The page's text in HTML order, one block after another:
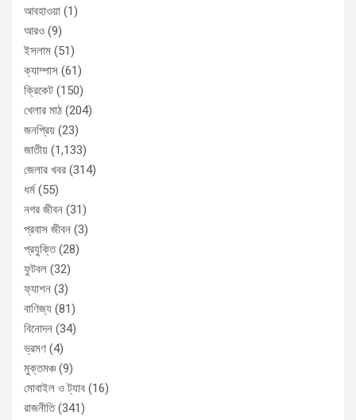
আবহাওয়া (1)
আরও (9)
ইসলাম (51)
ক্যাম্পাস (61)
ক্রিকেট (150)
খেলার মাঠ (204)
জনপ্রিয় (23)
জাতীয় (1,133)
জেলার খবর (314)
ধর্ম(55)
নগর জীবন (31)
প্রবাস জীবন (3)
প্রযুক্তি(28)
ফুটবল (32)
ফ্যাশন (3)
বাণিজ্য (81)
বিনোদন (34)
ভ্রমণ (4)
মুক্তমঞ্চ(9)
মোবাইল ও ট্যাব (16)
রাজনীতি(341)